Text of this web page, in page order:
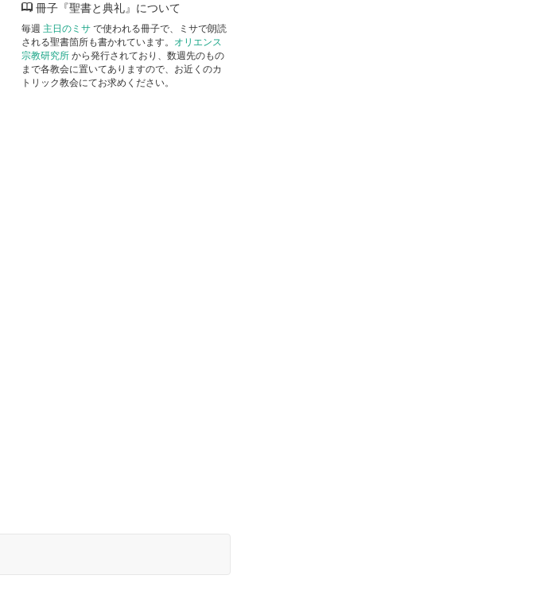
冊子『聖書と典礼』について
毎週 主日のミサで使われる冊子で、ミサで朗読
される聖書箇所も書かれています。 オリエンス
宗教研究所から発行されており、数週先のもの
まで各教会に置いてありますので、お近くのカ
トリック教会にてお求めください。